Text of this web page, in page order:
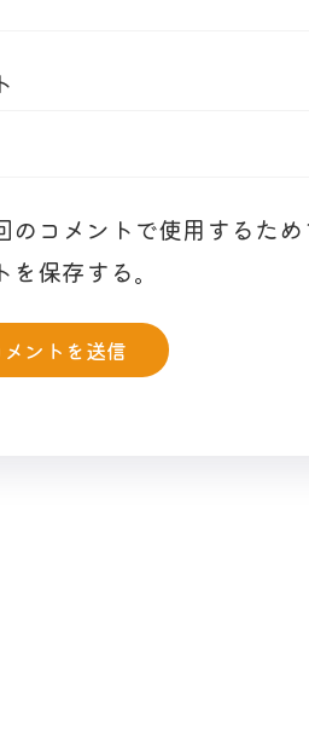
のコメントで使用するた
を保存する。